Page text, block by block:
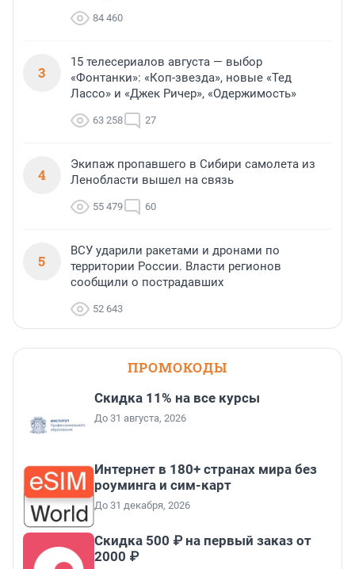
84 460
3
15 телесериалов августа — выбор
«Фонтанки»: «Коп-звезда», новые «Тед
Лассо» и «Джек Ричер», «Одержимость»
63 258 27
4
Экипаж пропавшего в Сибири самолета из
Ленобласти вышел на связь
55 479 60
5
ВСУ ударили ракетами и дронами по
территории России. Власти регионов
сообщили о пострадавших
52 643
ПРОМОКОДЫ
Скидка 11% на все курсы
До 31 августа, 2026
Интернет в 180+ странах мира без
роуминга и сим-карт
До 31 декабря, 2026
Скидка 500 ₽ на первый заказ от
2000 ₽